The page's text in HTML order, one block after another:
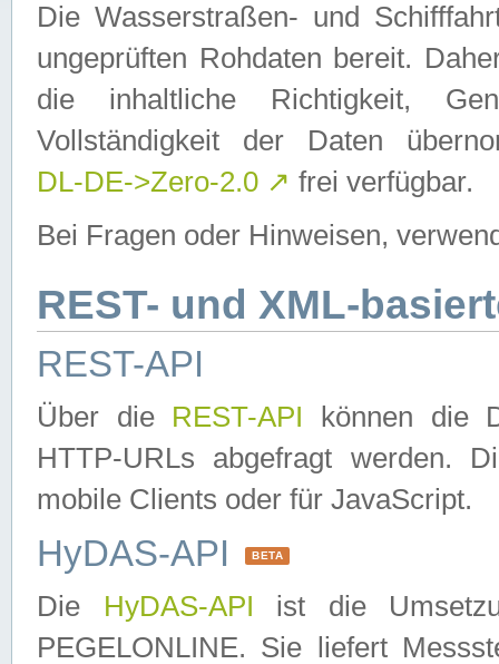
Die Wasserstraßen- und
ungeprüften Rohdaten bereit.
die inhaltliche Richtigkeit,
Vollständigkeit der Daten
DL-DE->Zero-2.0 ↗ frei verfügbar.
Bei Fragen oder Hinweisen,
REST- und XML-
REST-API
Über die REST-API können die
HTTP-URLs abgefragt werden.
mobile Clients oder für JavaScript.
HyDAS-API BETA
Die HyDAS-API ist die
PEGELONLINE. Sie liefert